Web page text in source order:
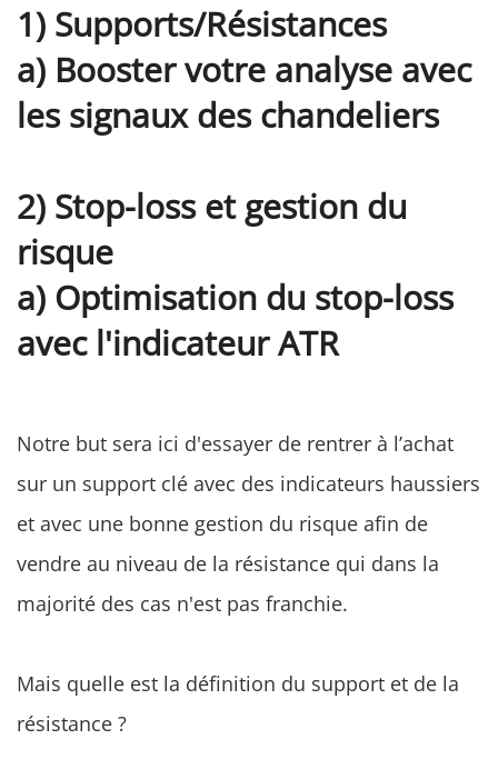
1) Supports/Résistances
a) Booster votre analyse avec
les signaux des chandeliers
2) Stop-loss et gestion du
risque
a) Optimisation du stop-loss
avec l'indicateur ATR
Notre but sera ici d'essayer de rentrer à l’achat
sur un support clé avec des indicateurs haussiers
et avec une bonne gestion du risque afin de
vendre au niveau de la résistance qui dans la
majorité des cas n'est pas franchie.
Mais quelle est la définition du support et de la
résistance ?